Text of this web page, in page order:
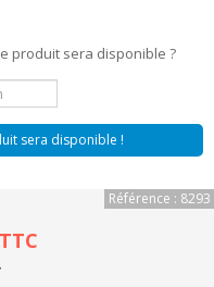
produit sera disponible ?
sera disponible !
Référence : 8293
TTC